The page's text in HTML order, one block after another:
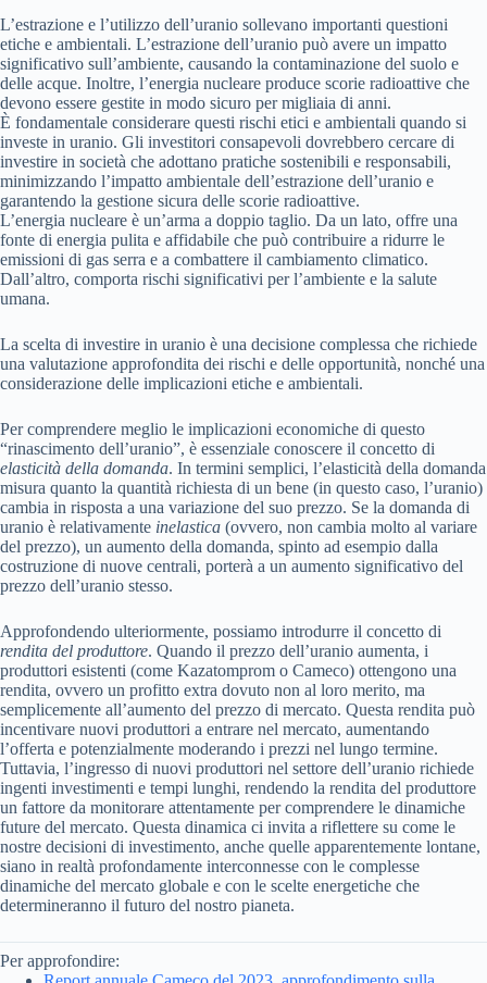
L’estrazione e l’utilizzo dell’uranio sollevano importanti questioni
etiche e ambientali. L’estrazione dell’uranio può avere un impatto
significativo sull’ambiente, causando la contaminazione del suolo e
delle acque. Inoltre, l’energia nucleare produce scorie radioattive che
devono essere gestite in modo sicuro per migliaia di anni.
È fondamentale considerare questi rischi etici e ambientali quando si
investe in uranio. Gli investitori consapevoli dovrebbero cercare di
investire in società che adottano pratiche sostenibili e responsabili,
minimizzando l’impatto ambientale dell’estrazione dell’uranio e
garantendo la gestione sicura delle scorie radioattive.
L’energia nucleare è un’arma a doppio taglio. Da un lato, offre una
fonte di energia pulita e affidabile che può contribuire a ridurre le
emissioni di gas serra e a combattere il cambiamento climatico.
Dall’altro, comporta rischi significativi per l’ambiente e la salute
umana.
La scelta di investire in uranio è una decisione complessa che richiede
una valutazione approfondita dei rischi e delle opportunità, nonché una
considerazione delle implicazioni etiche e ambientali.
Per comprendere meglio le implicazioni economiche di questo
“rinascimento dell’uranio”, è essenziale conoscere il concetto di
elasticità della domanda. In termini semplici, l’elasticità della domanda
misura quanto la quantità richiesta di un bene (in questo caso, l’uranio)
cambia in risposta a una variazione del suo prezzo. Se la domanda di
uranio è relativamente inelastica (ovvero, non cambia molto al variare
del prezzo), un aumento della domanda, spinto ad esempio dalla
costruzione di nuove centrali, porterà a un aumento significativo del
prezzo dell’uranio stesso.
Approfondendo ulteriormente, possiamo introdurre il concetto di
rendita del produttore. Quando il prezzo dell’uranio aumenta, i
produttori esistenti (come Kazatomprom o Cameco) ottengono una
rendita, ovvero un profitto extra dovuto non al loro merito, ma
semplicemente all’aumento del prezzo di mercato. Questa rendita può
incentivare nuovi produttori a entrare nel mercato, aumentando
l’offerta e potenzialmente moderando i prezzi nel lungo termine.
Tuttavia, l’ingresso di nuovi produttori nel settore dell’uranio richiede
ingenti investimenti e tempi lunghi, rendendo la rendita del produttore
un fattore da monitorare attentamente per comprendere le dinamiche
future del mercato. Questa dinamica ci invita a riflettere su come le
nostre decisioni di investimento, anche quelle apparentemente lontane,
siano in realtà profondamente interconnesse con le complesse
dinamiche del mercato globale e con le scelte energetiche che
determineranno il futuro del nostro pianeta.
Per approfondire: